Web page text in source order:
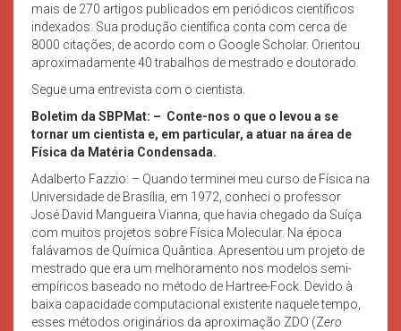
mais de 270 artigos publicados em periódicos científicos
indexados. Sua produção científica conta com cerca de
8000 citações, de acordo com o Google Scholar. Orientou
aproximadamente 40 trabalhos de mestrado e doutorado.
Segue uma entrevista com o cientista.
Boletim da SBPMat: – Conte-nos o que o levou a se
tornar um cientista e, em particular, a atuar na área de
Física da Matéria Condensada.
Adalberto Fazzio: – Quando terminei meu curso de Física na
Universidade de Brasília, em 1972, conheci o professor
José David Mangueira Vianna, que havia chegado da Suíça
com muitos projetos sobre Física Molecular. Na época
falávamos de Química Quântica. Apresentou um projeto de
mestrado que era um melhoramento nos modelos semi-
empíricos baseado no método de Hartree-Fock. Devido à
baixa capacidade computacional existente naquele tempo,
esses métodos originários da aproximação ZDO (Zero